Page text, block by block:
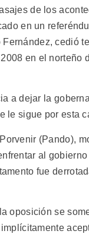
de los
en un
cedió
en el norteño
a dejar la
le sigue por esta
(Pando),
al
fue
oposición se